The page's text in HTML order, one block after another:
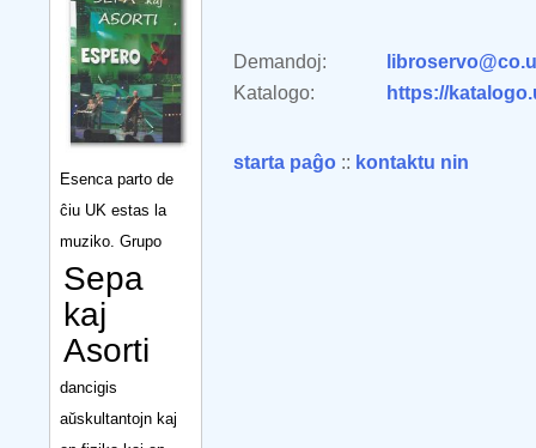
Esenca parto de
ĉiu UK estas la
muziko. Grupo
Sepa
kaj
Asorti
dancigis
aŭskultantojn kaj
Demandoj:
Katalogo:
https://
starta paĝo :: kontaktu nin